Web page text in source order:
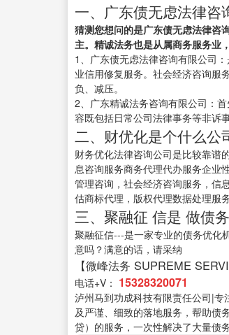
一、广东债无虑法律咨
猜测您想问的是广东债无虑法律咨
主。精诚法务也是从属商务服务业
1、广东债无虑法律咨询有限公司
业信用修复服务。社会经济咨询服
负、减压。
2、广东精诚法务咨询有限公司：
容既包括日常公司法律事务等非诉
二、财优化是个什么公
财务优化法律咨询公司是比较靠谱
息咨询服务商务代理代办服务企业
管理咨询，社会经济咨询服务，信
估商标代理，版权代理数据处理服
三、聚融征 信是 做债
聚融征信---是一家专业的债务优化
意吗？满意的话，请采纳
【微峰法务 SUPREME
电话+V： 15328320071
泸州马到功成科技有限责任公司|
及严谨、细致的落地服务，帮助债
贷）的服务，一次性解决了大量债